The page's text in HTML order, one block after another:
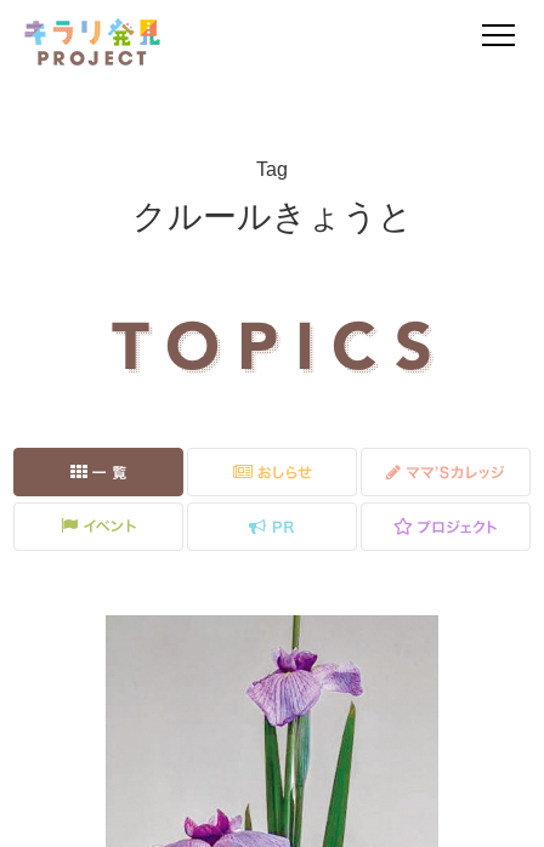
Tag
クルールきょうと